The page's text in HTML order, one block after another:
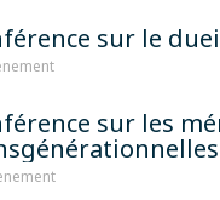
sur le
sur les